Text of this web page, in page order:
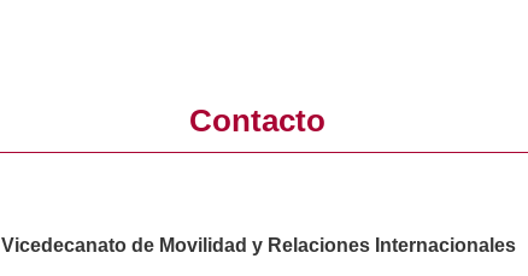
Contacto
Vicedecanato de Movilidad y Relaciones Internacionales